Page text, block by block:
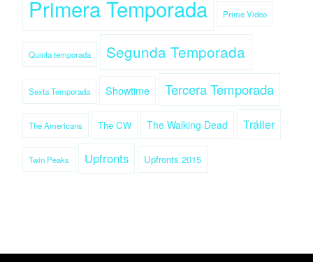
Primera Temporada Prime Video
Quinta temporada Segunda Temporada
Sexta Temporada Showtime Tercera Temporada
The Americans The CW The Walking Dead Tráiler
Twin Peaks Upfronts Upfronts 2015